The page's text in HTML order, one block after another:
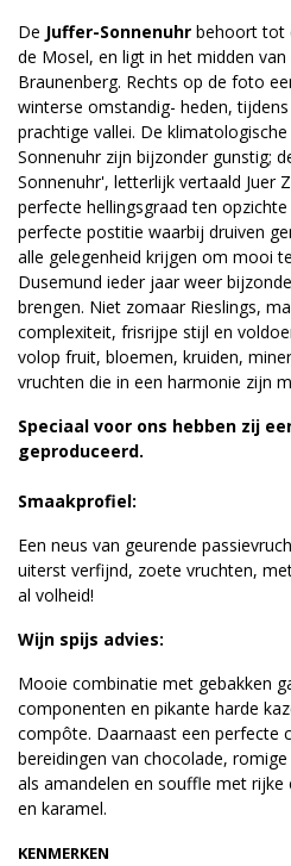
De Juffer-Sonnenuhr behoort tot
de Mosel, en ligt in het midden
Braunenberg. Rechts op de foto
winterse omstandig- heden,
prachtige vallei. De klimatologische
Sonnenuhr zijn bijzonder gunstig;
Sonnenuhr', letterlijk vertaald
perfecte hellingsgraad ten
perfecte postitie waarbij druiven
alle gelegenheid krijgen om mooi
Dusemund ieder jaar weer
brengen. Niet zomaar Rieslings,
complexiteit, frisrijpe stijl en
volop fruit, bloemen, kruiden,
vruchten die in een harmonie zijn
Speciaal voor ons hebben zij
geproduceerd.
Smaakprofiel:
Een neus van geurende
uiterst verfijnd, zoete vruchten,
al volheid!
Wijn spijs advies:
Mooie combinatie met gebakken
componenten en pikante harde
compôte. Daarnaast een perfecte
bereidingen van chocolade,
als amandelen en souffle met
en karamel.
KENMERKEN